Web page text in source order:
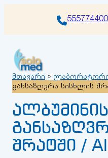
555774400
მთავარი »
განსაზღვრა სისხლის
ალბუმინის
შრატში /